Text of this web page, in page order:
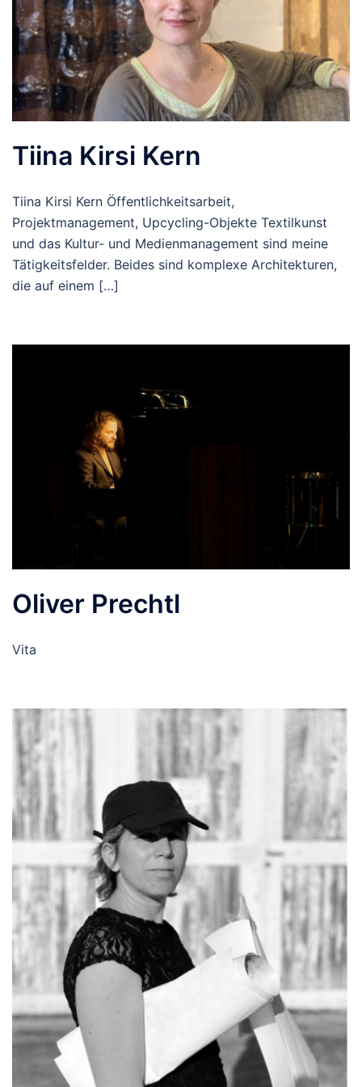
Tiina Kirsi Kern
Tiina Kirsi Kern Öffentlichkeitsarbeit,
Projektmanagement, Upcycling-Objekte Textilkunst
und das Kultur- und Medienmanagement sind meine
Tätigkeitsfelder. Beides sind komplexe Architekturen,
die auf einem […]
Oliver Prechtl
Vita